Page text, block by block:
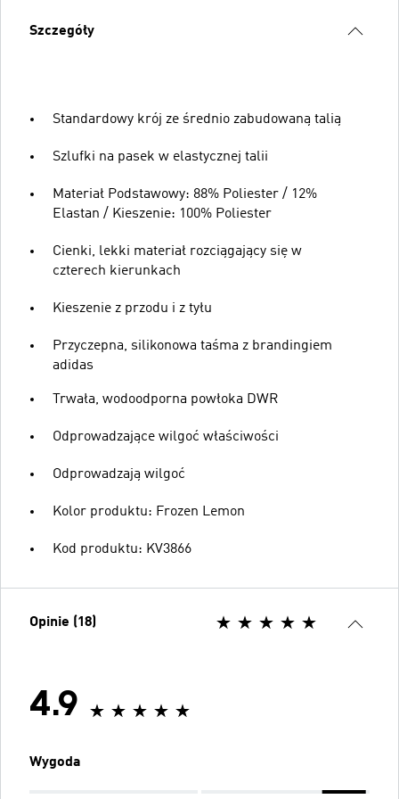
Szczegóły
Standardowy krój ze średnio zabudowaną talią
Szlufki na pasek w elastycznej talii
Materiał Podstawowy: 88% Poliester / 12%
Elastan / Kieszenie: 100% Poliester
Cienki, lekki materiał rozciągający się w
czterech kierunkach
Kieszenie z przodu i z tyłu
Przyczepna, silikonowa taśma z brandingiem
adidas
Trwała, wodoodporna powłoka DWR
Odprowadzające wilgoć właściwości
Odprowadzają wilgoć
Kolor produktu: Frozen Lemon
Kod produktu: KV3866
Opinie (18)
4.9
Wygoda